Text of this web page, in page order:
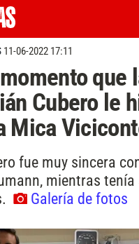
11-06-2022 17:11
que
Cubero le
Mica
fue muy sincera
mientras tenía
Galería de fotos